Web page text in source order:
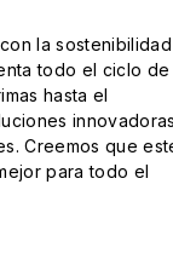
la sostenibilidad
todo el ciclo de
hasta el
Creemos que
para todo el